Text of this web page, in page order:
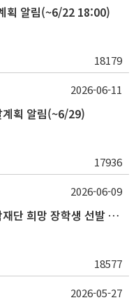
획 알림(~6/22 18:00)
18179
계획 알림(~6/29)
17936
2026-06-11
★기한연장★2026-2학기 롯데장학재단 희망 장학생 선발 안내(~6/15
18577
2026-06-09
2026-05-27